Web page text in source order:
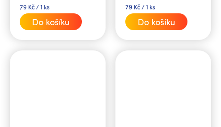
Měrná
cena:
79 Kč / 1 ks
Do košíku
Měrná
cena:
79 Kč / 1 ks
Do košíku